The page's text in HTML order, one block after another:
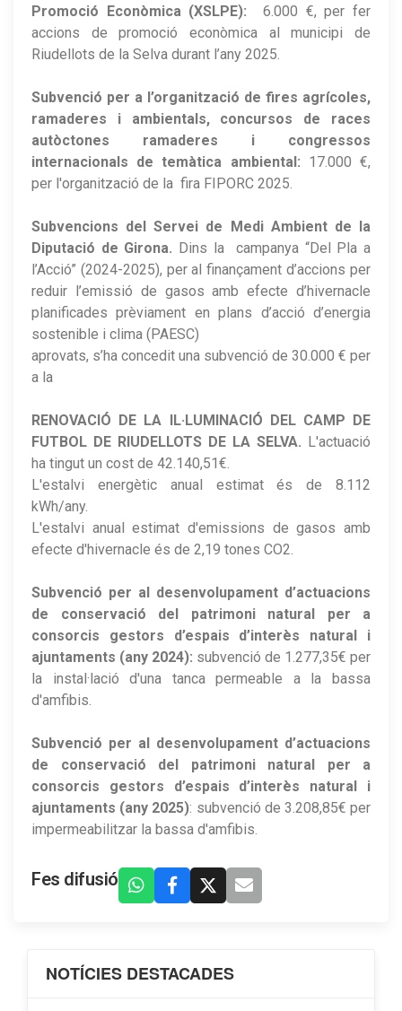
Promoció Econòmica (XSLPE):
6.000 €, per fer
accions de promoció econòmica al municipi de
Riudellots de la Selva durant l’any 2025.
Subvenció per a l’organització de fires agrícoles,
ramaderes i ambientals, concursos de races
autòctones ramaderes i congressos
internacionals de temàtica ambiental: 17.000 €,
per l'organització de la fira FIPORC 2025.​
Subvencions del Servei de Medi Ambient de la
Diputació de Girona. Dins la campanya “Del Pla a
l’Acció” (2024-2025), per al finançament d’accions per
reduir l’emissió de gasos amb efecte d’hivernacle
planificades prèviament en plans d’acció d’energia
sostenible i clima (PAESC)
aprovats, s’ha concedit una subvenció de 30.000 € per
a la
RENOVACIÓ DE LA IL·LUMINACIÓ DEL CAMP DE
FUTBOL DE RIUDELLOTS DE LA SELVA. L'actuació
ha tingut un cost de 42.140,51€.
L'estalvi energètic anual estimat és de 8.112
kWh/any.
L'estalvi anual estimat d'emissions de gasos amb
efecte d'hivernacle és de 2,19 tones CO2.
Subvenció per al desenvolupament d’actuacions
de conservació del patrimoni natural per a
consorcis gestors d’espais d’interès natural i
ajuntaments (any 2024): subvenció de 1.277,35€ per
la instal·lació d'una tanca permeable a la bassa
d'amfibis.
Subvenció per al desenvolupament d’actuacions
de conservació del patrimoni natural per a
consorcis gestors d’espais d’interès natural i
ajuntaments (any 2025): subvenció de 3.208,85€ per
impermeabilitzar la bassa d'amfibis.
Fes difusió
NOTÍCIES DESTACADES